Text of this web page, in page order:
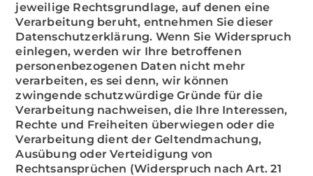
jeweilige Rechtsgrundlage, auf denen eine
Verarbeitung beruht, entnehmen Sie dieser
Datenschutzerklärung. Wenn Sie Widerspruch
einlegen, werden wir Ihre betroffenen
personenbezogenen Daten nicht mehr
verarbeiten, es sei denn, wir können
zwingende schutzwürdige Gründe für die
Verarbeitung nachweisen, die Ihre Interessen,
Rechte und Freiheiten überwiegen oder die
Verarbeitung dient der Geltendmachung,
Ausübung oder Verteidigung von
Rechtsansprüchen (Widerspruch nach Art. 21